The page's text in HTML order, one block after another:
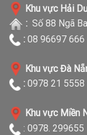
Khu vực Hải
: Số 88 Ngã
: 08 96697 666
Khu vực Đà
: 0978 21 5558
Khu vực Miền
: 0978. 299655